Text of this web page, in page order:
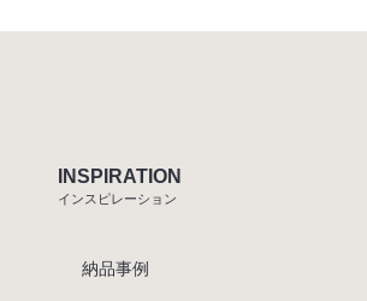
INSPIRATION
インスピレーション
納品事例